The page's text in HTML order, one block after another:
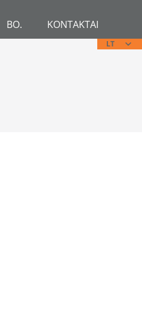
BO. KONTAKTAI
LT